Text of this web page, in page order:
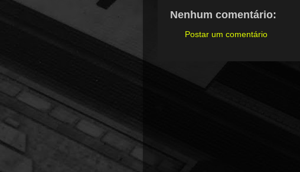
Nenhum comentário:
Postar um comentário